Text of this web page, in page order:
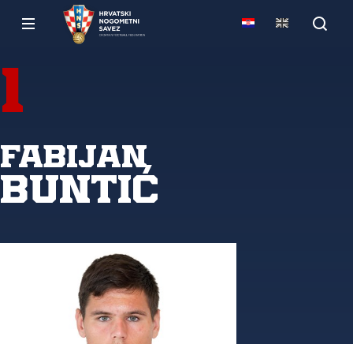
1
Fabijan
Buntić